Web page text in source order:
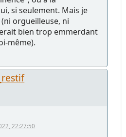
si seulement. Mais je
orgueilleuse, ni
bien trop emmerdant
même).
22:27:50